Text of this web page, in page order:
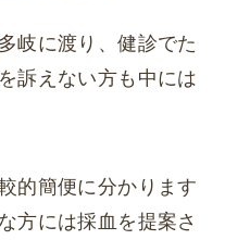
岐に渡り、健診でた
訴えない方も中には
的簡便に分かります
方には採血を提案さ